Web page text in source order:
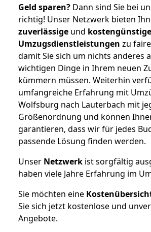
Geld sparen? Dann sind Sie bei
richtig! Unser Netzwerk bieten
zuverlässige und kostengünstige
Umzugsdienstleistungen zu
damit Sie sich um nichts anderes
wichtigen Dinge in Ihrem neuen
kümmern müssen. Weiterhin
umfangreiche Erfahrung mit
Wolfsburg nach Lauterbach mit
Größenordnung und können
garantieren, dass wir für jedes
passende Lösung finden werden.
Unser Netzwerk ist sorgfältig
haben viele Jahre Erfahrung im
Sie möchten eine
Sie sich jetzt kostenlose und
Angebote.